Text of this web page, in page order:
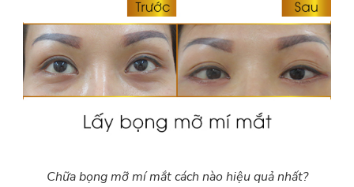
Chữa bọng mỡ mí mắt cách nào hiệu quả nhất?